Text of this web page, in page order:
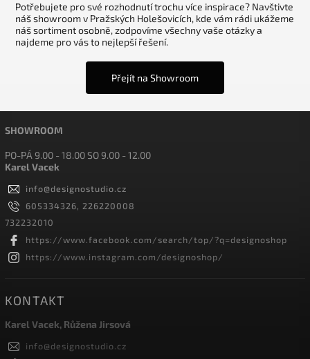
Potřebujete pro své rozhodnutí trochu více inspirace? Navštivte
náš showroom v Pražských Holešovicích, kde vám rádi ukážeme
náš sortiment osobně, zodpovíme všechny vaše otázky a
najdeme pro vás to nejlepší řešení.
Přejít na Showroom
SHOWROOM
PO-PÁ 9.00 - 18.00 SO 9.00 - 12.00
Karel Vacek
info@designostudio.cz
605334326, 226220008
732232010
https://www.facebook.com/search/top/?q=designoshop
https://www.instagram.com/designoshop/
KONTAKT
Karel Vacek, Růžena Jirsová
info@designostudio.cz